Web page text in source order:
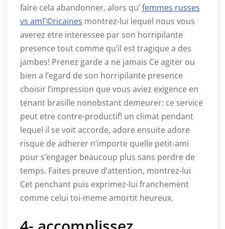
faire cela abandonner, alors qu’femmes russes
vs amГ©ricaines montrez-lui lequel nous vous
averez etre interessee par son horripilante
presence tout comme qu’il est tragique a des
jambes! Prenez garde a ne jamais Ce agiter ou
bien a l’egard de son horripilante presence
choisir l’impression que vous aviez exigence en
tenant brasille nonobstant demeurer: ce service
peut etre contre-productif! un climat pendant
lequel il se voit accorde, adore ensuite adore
risque de adherer n’importe quelle petit-ami
pour s’engager beaucoup plus sans perdre de
temps. Faites preuve d’attention, montrez-lui
Cet penchant puis exprimez-lui franchement
comme celui toi-meme amortit heureux.